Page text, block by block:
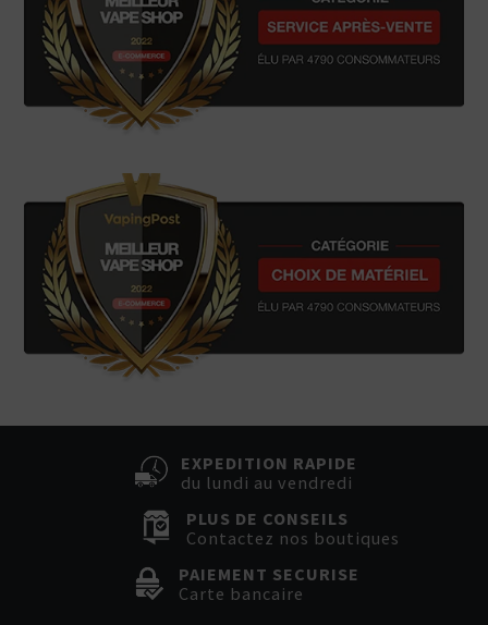
EXPEDITION RAPIDE
du lundi au vendredi
PLUS DE CONSEILS
Contactez nos boutiques
PAIEMENT SECURISE
Carte bancaire